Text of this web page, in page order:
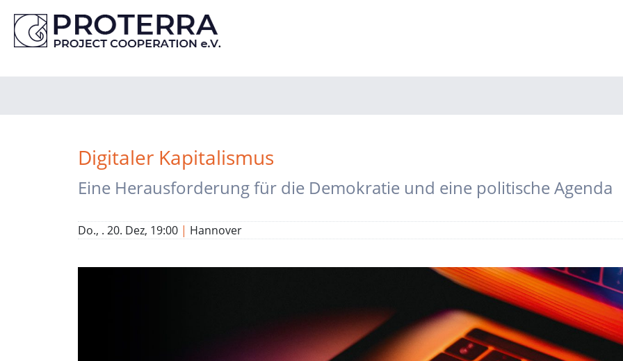
Digitaler Kapitalismus
Eine Herausforderung für die Demokratie und eine politische Agenda
Do., . 20. Dez, 19:00 | Hannover